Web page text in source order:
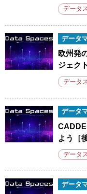
データ
データ
欧州発
ジェク
データ
データ
CADDE
よう［
データ
データ